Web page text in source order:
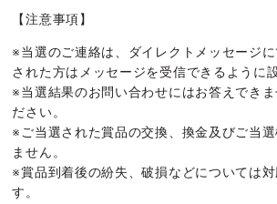
【注意事項】
※当選のご連絡は、ダイレクトメッセージ
された方はメッセージを受信できるように
※当選結果のお問い合わせにはお答えできま
ださい。
※ご当選された賞品の交換、換金及びご当
ません。
※賞品到着後の紛失、破損などについては
す。